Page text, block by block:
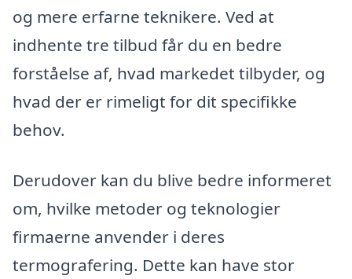
og mere erfarne teknikere. Ved at
indhente tre tilbud får du en bedre
forståelse af, hvad markedet tilbyder, og
hvad der er rimeligt for dit specifikke
behov.
Derudover kan du blive bedre informeret
om, hvilke metoder og teknologier
firmaerne anvender i deres
termografering. Dette kan have stor